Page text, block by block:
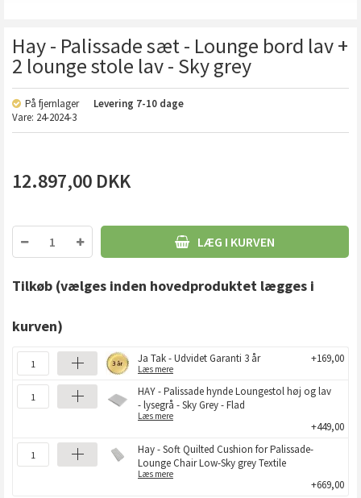
Hay - Palissade sæt - Lounge bord lav +
2 lounge stole lav - Sky grey
På fjernlager Levering 7-10 dage
Vare: 24-2024-3
12.897,00 DKK
LÆG I KURVEN
Tilkøb (vælges inden hovedproduktet lægges i
kurven)
Ja Tak - Udvidet Garanti 3 år
Læs mere
+169,00
HAY - Palissade hynde Loungestol høj og lav
- lysegrå - Sky Grey - Flad
Læs mere
+449,00
Hay - Soft Quilted Cushion for Palissade-
Lounge Chair Low-Sky grey Textile
Læs mere
+669,00